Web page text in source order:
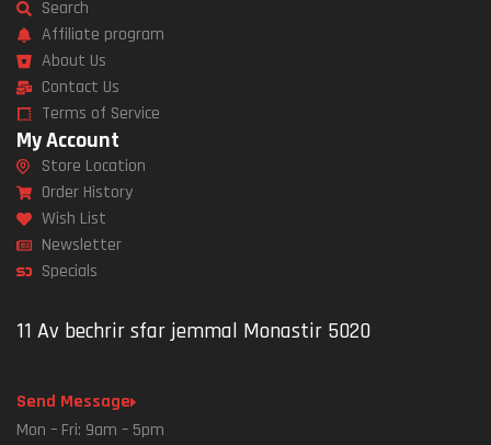
Search
Affiliate program
About Us
Contact Us
Terms of Service
My Account
Store Location
Order History
Wish List
Newsletter
Specials
11 Av bechrir sfar jemmal Monastir 5020
Send Message
Mon – Fri: 9am – 5pm